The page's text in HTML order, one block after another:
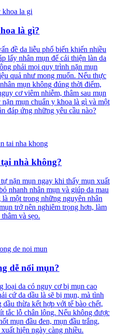
là gì?
đề da liễu phổ biến khiến nhiều
lấy nhân mụn để cải thiện làn da
phải mọi quy trình nặn mụn
quả như mong muốn. Nếu thực
mụn không đúng thời điểm,
cơ viêm nhiễm, thâm sau mụn
mụn chuẩn y khoa là gì và một
đáp ứng những yêu cầu nào?
nhà không?
nặn mụn ngay khi thấy mụn xuất
nhanh nhân mụn và giúp da mau
một trong những nguyên nhân
trở nên nghiêm trọng hơn, làm
và sẹo.
dễ nổi mụn?
loại da có nguy cơ bị mụn cao
cứ da dầu là sẽ bị mụn, mà tình
thừa kết hợp với tế bào chết,
tắc lỗ chân lông. Nếu không được
mụn đầu đen, mụn đầu trắng,
hiện ngày càng nhiều.